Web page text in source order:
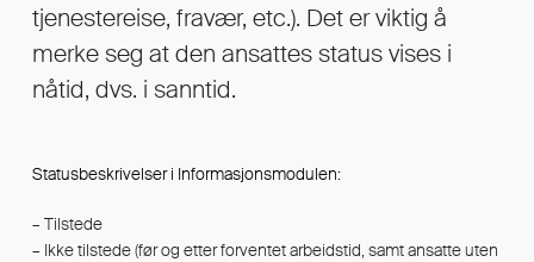
tjenestereise, fravær, etc.). Det er viktig å
merke seg at den ansattes status vises i
nåtid, dvs. i sanntid.
Statusbeskrivelser i Informasjonsmodulen:
– Tilstede
– Ikke tilstede (før og etter forventet arbeidstid, samt ansatte uten